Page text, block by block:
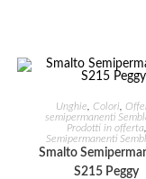
IN OFFERTA!
AGGIUNGI AL
Unghie Colori
semipermanenti
Prodotti in offerta,
Semipermanenti
Smalto
S215 Peggy